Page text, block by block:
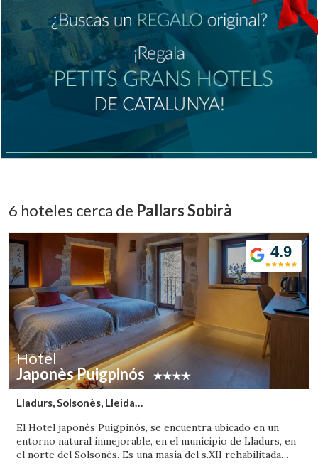
6 hoteles cerca de Pallars Sobirà
4.9
Hotel
Japonès Puigpinós
Lladurs, Solsonès, Lleida
El Hotel japonés Puigpinós, se encuentra ubicado en un
entorno natural inmejorable, en el municipio de Lladurs, en
el norte del Solsonès. Es una masía del s.XII rehabilitada